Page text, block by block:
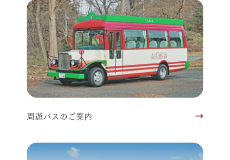
周遊バスのご案内